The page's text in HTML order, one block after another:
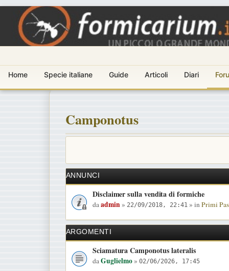
Home Specie italiane Guide Articoli Diari
Camponotus
ANNUNCI
Disclaimer sulla vendita di formiche
daadmin» 22/09/2018, 22:41 » inPrimi
ARGOMENTI
Sciamatura Camponotus lateralis
daGuglielmo» 02/06/2026, 17:45